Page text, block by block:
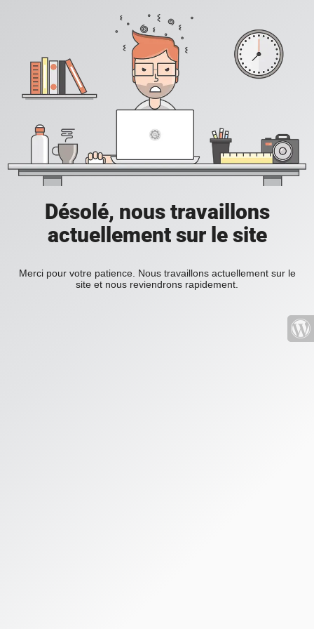
Désolé, nous travaillons
actuellement sur le site
Merci pour votre patience. Nous travaillons actuellement sur le
site et nous reviendrons rapidement.